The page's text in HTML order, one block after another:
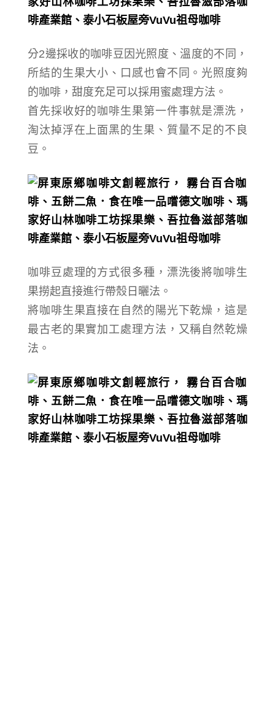
分2邊採收的咖啡豆因光照度、溫度的不同，
所結的生果大小、口感也會不同。光照度夠
的咖啡，甜度充足可以採用蜜處理方法。
首先採收好的咖啡生果第一件事就是漂洗，
淘汰掉浮在上面 黑的生果、質量不足的不良
豆 。
咖啡豆處理的方式很多種， 漂洗後將咖啡生
果撈起直接進行帶殼日曬法。
將咖啡生果直接在自然的陽光下乾燥，這是
最古老的果實加工處理方法， 又稱自然乾燥
法。